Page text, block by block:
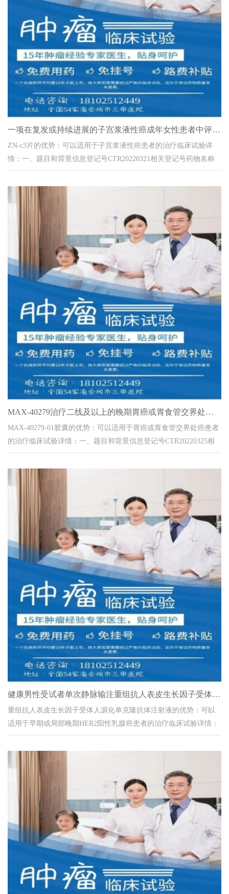
一项在复发或持续进展的子宫浆液性癌成年女性患者中评价 ZN-
ZN-c3片的优势：可以适用于子宫浆液性癌患者的治疗临床试验详
情：一、题目和背景信息登记号CTR20220321相关登记号药物名称
ZN-c3片 曾用名:药物...
MAX-40279治疗二线及以上的晚期胃癌或胃食管交界处癌的
MAX-40279-01胶囊的优势：可以适用于胃癌或胃食管交界处癌患者
的治疗临床试验详情：一、题目和背景信息登记号CTR20220325相
关登记号药物名称MAX...
健康男性受试者单次静脉输注重组抗人表皮生长因子受体人源化单克
重组抗人表皮生长因子受体人源化单克隆抗体注射液的优势：可以
适用于早期或局部晚期HER2阳性乳腺癌患者的治疗临床试验详情：
一、题目和背景信息登记号CTR20220...